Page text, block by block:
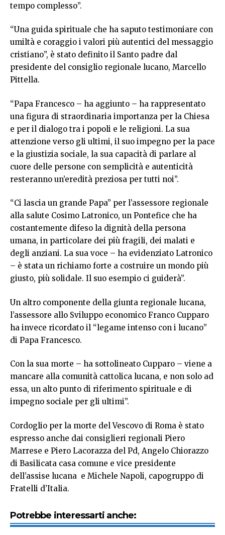
tempo complesso”.
“Una guida spirituale che ha saputo testimoniare con
umiltà e coraggio i valori più autentici del messaggio
cristiano”, è stato definito il Santo padre dal
presidente del consiglio regionale lucano, Marcello
Pittella.
“Papa Francesco – ha aggiunto – ha rappresentato
una figura di straordinaria importanza per la Chiesa
e per il dialogo tra i popoli e le religioni. La sua
attenzione verso gli ultimi, il suo impegno per la pace
e la giustizia sociale, la sua capacità di parlare al
cuore delle persone con semplicità e autenticità
resteranno un’eredità preziosa per tutti noi”.
“Ci lascia un grande Papa” per l’assessore regionale
alla salute Cosimo Latronico, un Pontefice che ha
costantemente difeso la dignità della persona
umana, in particolare dei più fragili, dei malati e
degli anziani. La sua voce – ha evidenziato Latronico
– è stata un richiamo forte a costruire un mondo più
giusto, più solidale. Il suo esempio ci guiderà”.
Un altro componente della giunta regionale lucana,
l’assessore allo Sviluppo economico Franco Cupparo
ha invece ricordato il “legame intenso con i lucano”
di Papa Francesco.
Con la sua morte – ha sottolineato Cupparo – viene a
mancare alla comunità cattolica lucana, e non solo ad
essa, un alto punto di riferimento spirituale e di
impegno sociale per gli ultimi”.
Cordoglio per la morte del Vescovo di Roma è stato
espresso anche dai consiglieri regionali Piero
Marrese e Piero Lacorazza del Pd, Angelo Chiorazzo
di Basilicata casa comune e vice presidente
dell’assise lucana e Michele Napoli, capogruppo di
Fratelli d’Italia.
Potrebbe interessarti anche: